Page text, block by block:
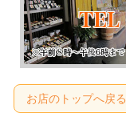
お店のトップへ戻る